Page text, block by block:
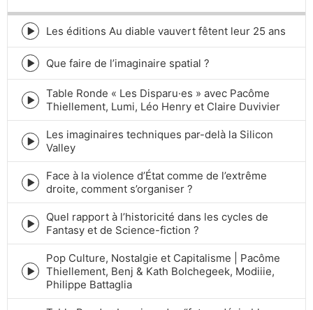
Episode
play
icon
Les éditions Au diable vauvert fêtent leur 25 ans
Episode
play
icon
Que faire de l’imaginaire spatial ?
Episode
play
icon
Table Ronde « Les Disparu·es » avec Pacôme
Thiellement, Lumi, Léo Henry et Claire Duvivier
Episode
play
icon
Les imaginaires techniques par-delà la Silicon
Valley
Episode
play
icon
Face à la violence d’État comme de l’extrême
droite, comment s’organiser ?
Episode
play
icon
Quel rapport à l’historicité dans les cycles de
Fantasy et de Science-fiction ?
Episode
play
icon
Pop Culture, Nostalgie et Capitalisme | Pacôme
Thiellement, Benj & Kath Bolchegeek, Modiiie,
Philippe Battaglia